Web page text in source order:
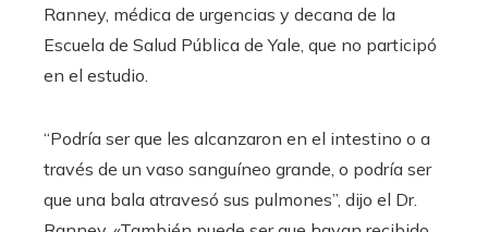
Ranney, médica de urgencias y decana de la
Escuela de Salud Pública de Yale, que no participó
en el estudio.
“Podría ser que les alcanzaron en el intestino o a
través de un vaso sanguíneo grande, o podría ser
que una bala atravesó sus pulmones”, dijo el Dr.